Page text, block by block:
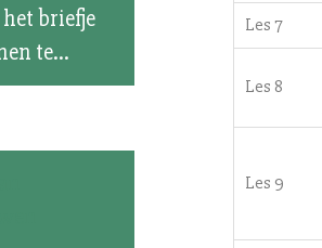
briefje
te...
Les 7
Les 8
Les 9